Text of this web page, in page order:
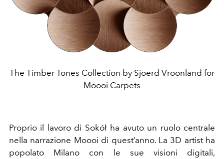
The Timber Tones Collection by Sjoerd Vroonland for
Moooi Carpets
Proprio il lavoro di Sokół ha avuto un ruolo centrale
nella narrazione Moooi di quest’anno. La 3D artist ha
popolato Milano con le sue visioni digitali,